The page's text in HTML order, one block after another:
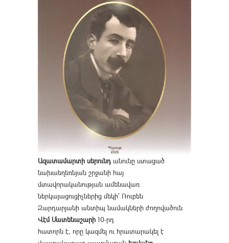
Ազատամարտի սերունդանունը ստացած
նախաեղեռնյան շրջանի հայ
մտավորականության ամենավառ
ներկայացուցիչներից մեկի՝ Ռուբեն
Զարդարյանի անտիպ նամակների ժողովածուն
Վէմ Մատենաշարի 10-րդ
հատորն է, որը կազմել ու հրատարակել է